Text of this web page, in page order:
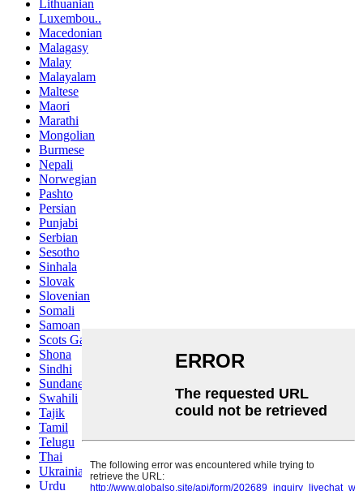
Lithuanian
Luxembou..
Macedonian
Malagasy
Malay
Malayalam
Maltese
Maori
Marathi
Mongolian
Burmese
Nepali
Norwegian
Pashto
Persian
Punjabi
Serbian
Sesotho
Sinhala
Slovak
Slovenian
Somali
Samoan
Scots Gaelic
Shona
Sindhi
Sundanese
Swahili
Tajik
Tamil
Telugu
Thai
Ukrainian
Urdu